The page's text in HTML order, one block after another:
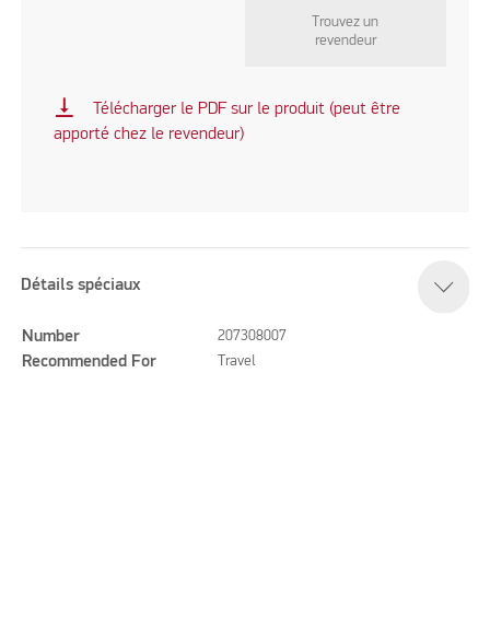
Trouvez un
revendeur
vertical_align_bottom
Télécharger le PDF sur le produit (peut être
apporté chez le revendeur)
Détails spéciaux
Number 207308007
Recommended For Travel